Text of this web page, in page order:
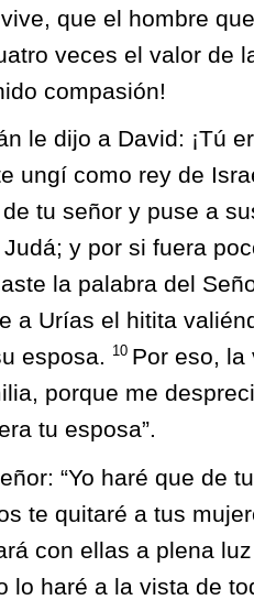
que el hombre
veces el valor de
compasión!
le dijo a David: ¡Tú
ungí como rey de
tu señor y puse a
y por si fuera
la palabra del
a Urías el hitita
esposa.
10 Por eso, la
porque me
tu esposa”.
“Yo haré que de
te quitaré a tus
con ellas a plena
lo haré a la vista de